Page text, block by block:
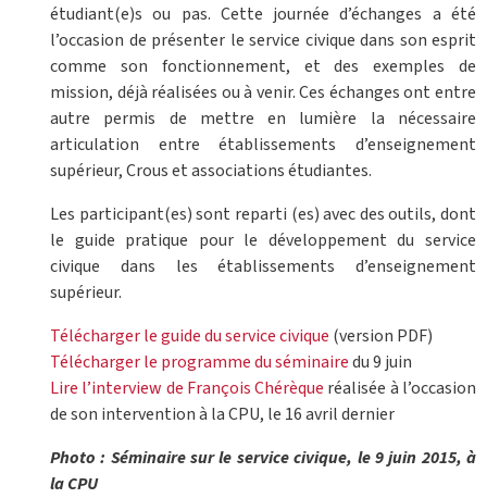
étudiant(e)s ou pas. Cette journée d’échanges a été
l’occasion de présenter le service civique dans son esprit
comme son fonctionnement, et des exemples de
mission, déjà réalisées ou à venir. Ces échanges ont entre
autre permis de mettre en lumière la nécessaire
articulation entre établissements d’enseignement
supérieur, Crous et associations étudiantes.
Les participant(es) sont reparti (es) avec des outils, dont
le guide pratique pour le développement du service
civique dans les établissements d’enseignement
supérieur.
Télécharger le guide du service civique (version PDF)
Télécharger le programme du séminairedu 9 juin
Lire l’interview de François Chérèque réalisée à l’occasion
de son intervention à la CPU, le 16 avril dernier
Photo : Séminaire sur le service civique, le 9 juin 2015, à
la CPU